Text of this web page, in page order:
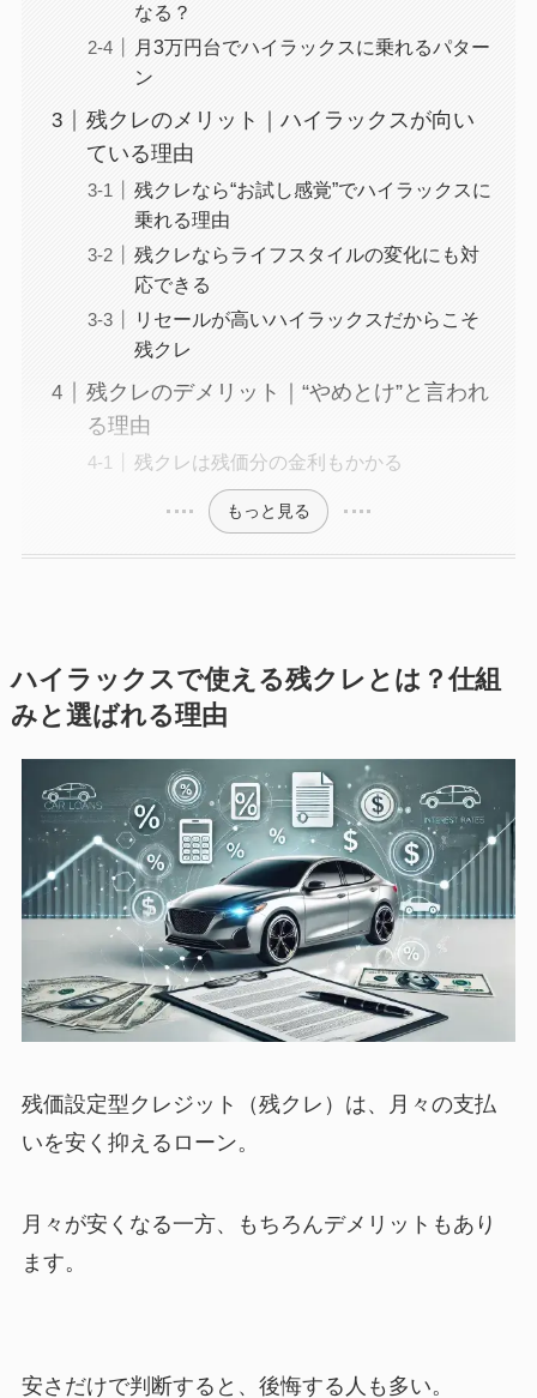
なる？
月3万円台でハイラックスに乗れるパター
ン
残クレのメリット｜ハイラックスが向い
ている理由
残クレなら“お試し感覚”でハイラックスに
乗れる理由
残クレならライフスタイルの変化にも対
応できる
リセールが高いハイラックスだからこそ
残クレ
残クレのデメリット｜“やめとけ”と言われ
る理由
残クレは残価分の金利もかかる
もっと見る
ハイラックスで使える残クレとは？仕組
みと選ばれる理由
残価設定型クレジット（残クレ）は、月々の支払
いを安く抑えるローン。
月々が安くなる一方、もちろんデメリットもあり
ます。
安さだけで判断すると、後悔する人も多い。